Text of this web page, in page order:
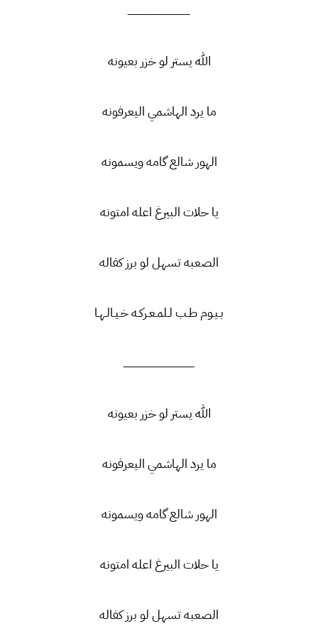
ــــــــــــــــــــــــــــــــــــــــــــ
الله يستر لو خزر بعيونه
ما يرد الهاشمي اليعرفونه
الهور شالع گامه ويسمونه
يا حلات البيرغ اعله امتونه
الصعبه تسهل لو برز كفاله
بـيـوم طـب لـلمـعـركـه خـيـالـهـا
ــــــــــــــــــــــــــــــــــــــــــــــــــ
الله يستر لو خزر بعيونه
ما يرد الهاشمي اليعرفونه
الهور شالع گامه ويسمونه
يا حلات البيرغ اعله امتونه
الصعبه تسهل لو برز كفاله